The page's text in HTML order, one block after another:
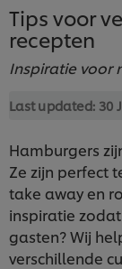
Tips voor
recepten
Inspiratie voor
Last updated: 30
Hamburgers
Ze zijn perfect
take away en
inspiratie
gasten? Wij
verschillende